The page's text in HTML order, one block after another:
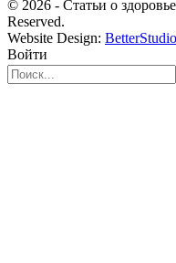
© 2026 - Статьи о
Reserved.
Website Design: BetterStudio
Войти